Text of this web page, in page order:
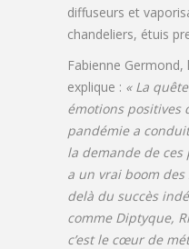
diffuseurs et
chandeliers, étuis
Fabienne
explique : « La
émotions positives
pandémie a
la demande de ces
a un vrai boom
delà du succès
comme Diptyque,
c’est le cœur de